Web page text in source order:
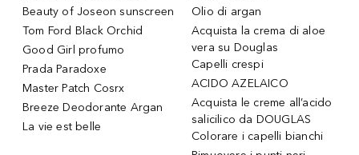
Beauty of Joseon sunscreen
Tom Ford Black Orchid
Good Girl profumo
Prada Paradoxe
Master Patch Cosrx
Breeze Deodorante Argan
La vie est belle
Olio di argan
Acquista la crema di aloe
vera su Douglas
Capelli crespi
ACIDO AZELAICO
Acquista le creme all’acido
salicilico da DOUGLAS
Colorare i capelli bianchi